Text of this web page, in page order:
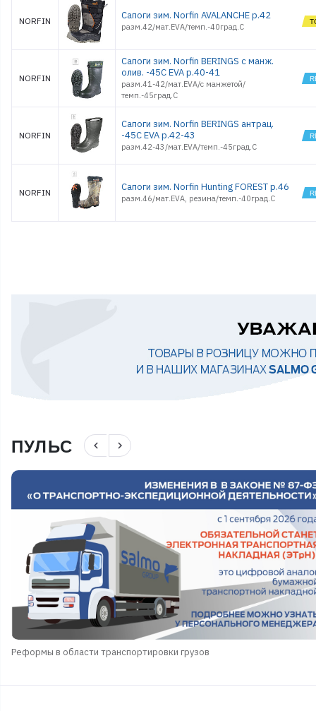
NORFIN Сапоги зим. Norfin AVALANCHE р.42
разм.42/мат.EVA/темп.-40град.С
NORFIN
Сапоги зим. Norfin BERINGS с манж.
олив. -45С EVA р.40-41
разм.41-42/мат.EVA/с манжетой/
темп.-45град.С
NORFIN
Сапоги зим. Norfin BERINGS антрац.
-45С EVA р.42-43
разм.42-43/мат.EVA/темп.-45град.С
NORFIN Сапоги зим. Norfin Hunting FOREST р.46
разм.46/мат.EVA, резина/темп.-40град.С
ПУЛЬС navigate_before navigate_next
Реформы в области транспортировки грузов